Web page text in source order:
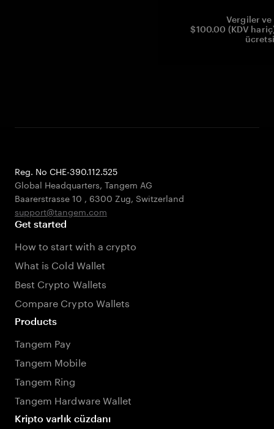
Vergiler
$100.00 (KDV
Reg. No CHE-390.112.525
Global Headquarters, Tangem AG
Baarerstrasse 10 , 6300 Zug, Switzerland
support@tangem.com
Get started
How to start with a crypto
What is Cold Wallet
Best Crypto Wallets
Compare Crypto Wallets
Products
Tangem Pay
Tangem Mobile
Tangem Ring
Tangem Hardware Wallet
Kripto varlık cüzdanı